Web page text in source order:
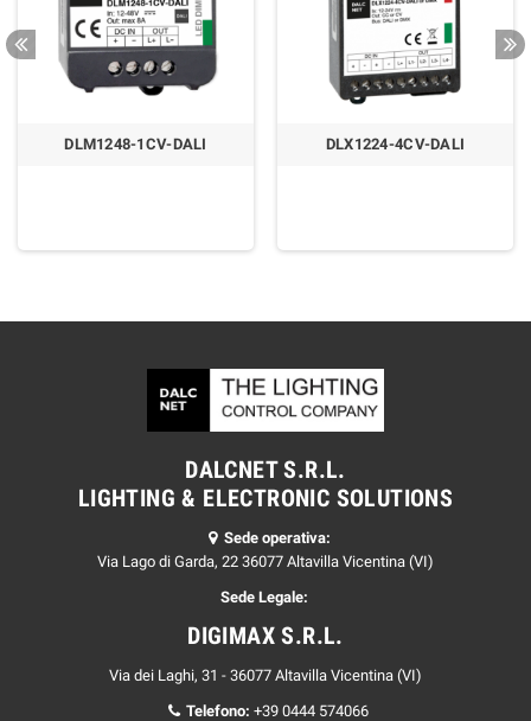
DLM1248-1CV-DALI DLX1224-4CV-DALI
DALCNET S.R.L.
LIGHTING & ELECTRONIC SOLUTIONS
Sede operativa:
Via Lago di Garda, 22 36077 Altavilla Vicentina (VI)
Sede Legale:
DIGIMAX S.R.L.
Via dei Laghi, 31 - 36077 Altavilla Vicentina (VI)
Telefono: +39 0444 574066